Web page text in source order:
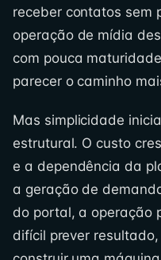
receber contatos sem
operação de mídia
com pouca
parecer o caminho
Mas simplicidade
estrutural. O custo
e a dependência da
a geração de
do portal, a operação
difícil prever